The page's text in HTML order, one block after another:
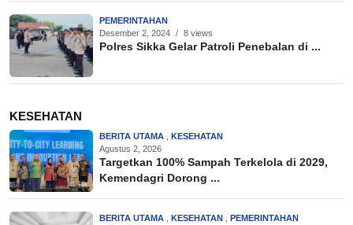
PEMERINTAHAN
Desember 2, 2024 / 8 views
Polres Sikka Gelar Patroli Penebalan di ...
KESEHATAN
BERITA UTAMA
KESEHATAN
Agustus 2, 2026
Targetkan 100% Sampah Terkelola di 2029,
Kemendagri Dorong ...
BERITA UTAMA KESEHATAN
PEMERINTAHAN